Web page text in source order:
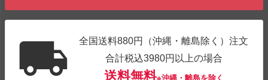
全国送料880円（沖縄・離島除く）注文
合計税込3980円以上の場合
送料無料※沖縄・離島を除く